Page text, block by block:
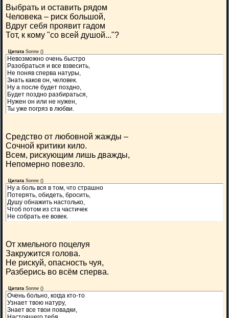
Выбрать и оставить рядом
Человека – риск большой,
Вдруг себя проявит гадом
Тот, к кому "со всей душой..."?
Цитата Sonne ()
Невозможно очень быстро
Разобраться и все взвесить,
Не поняв сперва натуры,
Знать каков он, человек.
Ну а после будет поздно,
Будет поздно разбираться,
Нужен он или не нужен,
Ты уже погряз в любви.
Средство от любовной жажды –
Сочной критики кило.
Всем, рискующим лишь дважды,
Непомерно повезло.
Цитата Sonne ()
Ну а боль вся в том, что страшно
Потерять, обидеть, бросить,
Душу обнажить настолько,
Чтоб потом из ста частичек
Не собрать ее вовек.
От хмельного поцелуя
Закружится голова.
Не рискуй, опасность чуя,
Разберись во всём сперва.
Цитата Sonne ()
Очень больно, когда кто-то
Узнает твою натуру,
Знает все твои повадки,